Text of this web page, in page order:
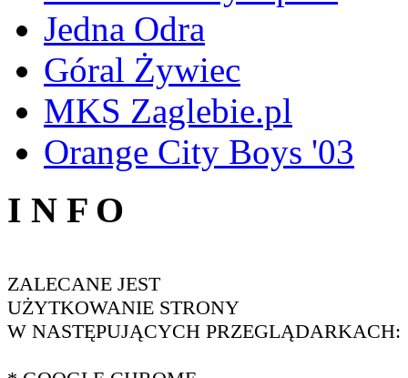
Jedna Odra
Góral Żywiec
MKS Zaglebie.pl
Orange City Boys '03
I N F O
ZALECANE JEST
UŻYTKOWANIE STRONY
W NASTĘPUJĄCYCH PRZEGLĄDARKACH: